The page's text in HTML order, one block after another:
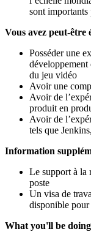
sont importants
Vous avez peut-être
Posséder une
développement
du jeu vidéo
Avoir une
Avoir de
produit en
Avoir de
tels que
Information
Le support à la
poste
Un visa de
disponible pour
What you'll be doing